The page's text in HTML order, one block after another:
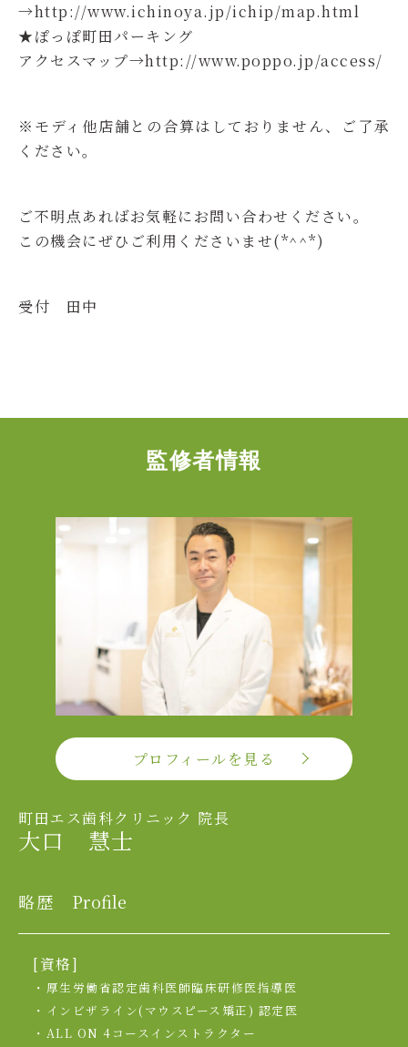
→http://www.ichinoya.jp/ichip/map.html
★ぽっぽ町田パーキング
アクセスマップ→http://www.poppo.jp/access/
※モディ他店舗との合算はしておりません、ご了承
ください。
ご不明点あればお気軽にお問い合わせください。
この機会にぜひご利用くださいませ(*^^*)
受付 田中
監修者情報
プロフィールを見る
町田エス歯科クリニック 院長
大口 慧士
略歴 Profile
[資格]
・厚生労働省認定歯科医師臨床研修医指導医
・インビザライン(マウスピース矯正) 認定医
・ALL ON 4コースインストラクター